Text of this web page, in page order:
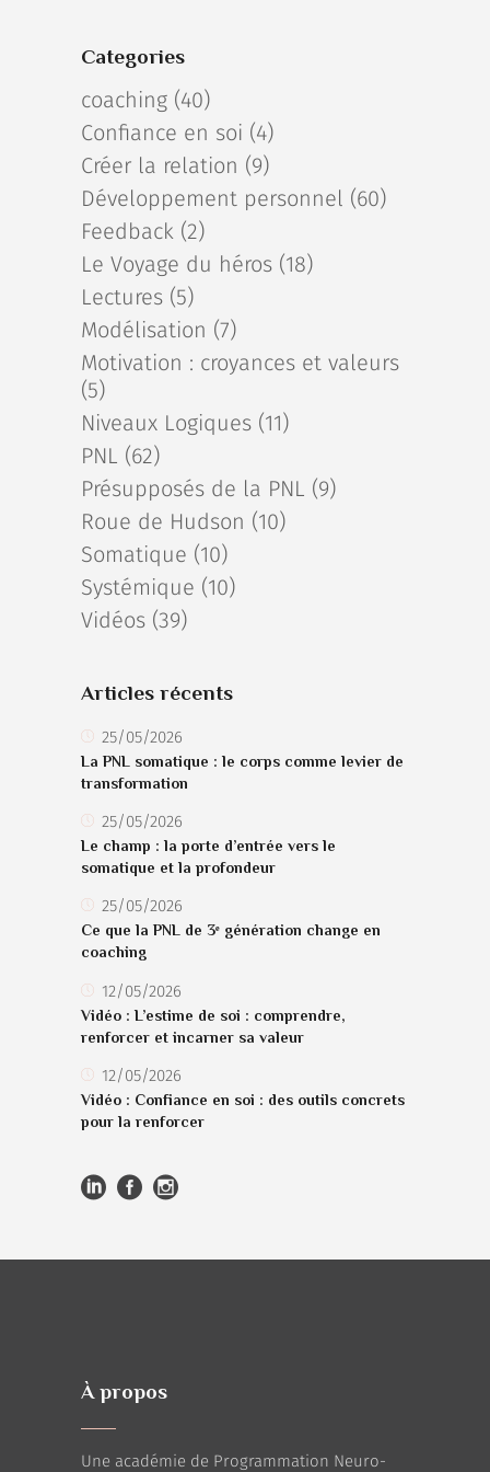
Categories
coaching (40)
Confiance en soi (4)
Créer la relation (9)
Développement personnel (60)
Feedback (2)
Le Voyage du héros (18)
Lectures (5)
Modélisation (7)
Motivation : croyances et valeurs
(5)
Niveaux Logiques (11)
PNL (62)
Présupposés de la PNL (9)
Roue de Hudson (10)
Somatique (10)
Systémique (10)
Vidéos (39)
Articles récents
25/05/2026
La PNL somatique : le corps comme levier de
transformation
25/05/2026
Le champ : la porte d’entrée vers le
somatique et la profondeur
25/05/2026
Ce que la PNL de 3ᵉ génération change en
coaching
12/05/2026
Vidéo : L’estime de soi : comprendre,
renforcer et incarner sa valeur
12/05/2026
Vidéo : Confiance en soi : des outils concrets
pour la renforcer
À propos
Une académie de Programmation Neuro-